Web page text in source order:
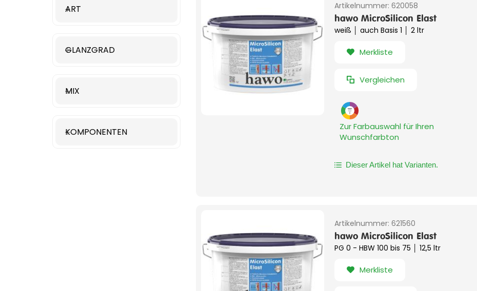
ART
GLANZGRAD
MIX
KOMPONENTEN
Artikelnummer: 620058
hawo MicroSilicon Elast
weiß │ auch Basis 1 │ 2 ltr
Merkliste
Vergleichen
Zur Farbauswahl für Ihren
Wunschfarbton
Dieser Artikel hat Varianten.
Artikelnummer: 621560
hawo MicroSilicon Elast
PG 0 - HBW 100 bis 75 │ 12,5 ltr
Merkliste